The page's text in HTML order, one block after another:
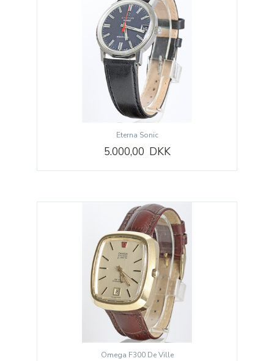
Eterna Sonic
5.000,00 DKK
Omega F300 De Ville